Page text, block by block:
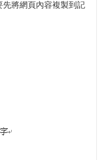
將網頁內容複製到記